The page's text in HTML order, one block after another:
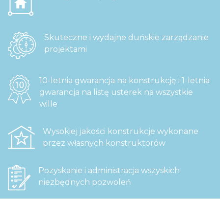
Skuteczne i wydajne duńskie zarządzanie
projektami
10-letnia gwarancja na konstrukcję i 1-letnia
gwarancja na listę usterek na wszystkie
wille
Wysokiej jakości konstrukcje wykonane
przez własnych konstruktorów
Pozyskanie i administracja wszyskich
niezbędnych pozwoleń